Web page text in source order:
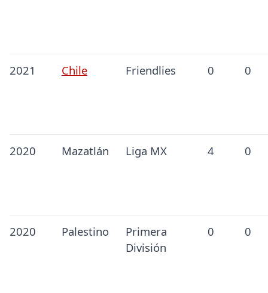
2021 Chile Friendlies 0 0
2020 Mazatlán Liga MX 4 0
2020 Palestino
Primera
División
0 0